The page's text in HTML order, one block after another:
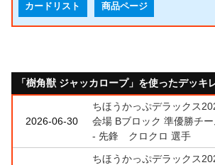
カードリスト 商品ページ
「樹角獣 ジャッカロープ」を使ったデッキ
2026-06-30
ちほうかっぷデラックス
会場 Bブロック 準優勝チー
- 先鋒 クロクロ 選手
ちほうかっぷデラックス